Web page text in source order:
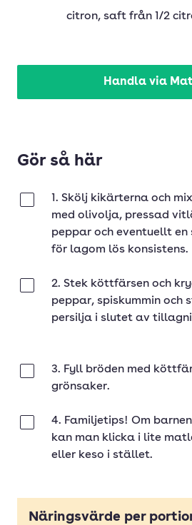
citron, saft från 1/2
Handla via
Gör så här
1. Skölj kikärterna och
med olivolja, pressad
peppar och eventuellt
för lagom lös konsistens.
2. Stek köttfärsen och
peppar, spiskummin och
persilja i slutet av
3. Fyll bröden med
grönsaker.
4. Familjetips! Om
kan man klicka i lite
eller keso i stället.
Näringsvärde per